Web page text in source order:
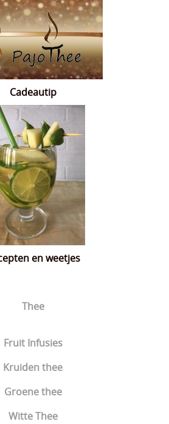
Thee
Fruit Infusies
Kruiden thee
Groene thee
Witte Thee
Cadeautip
en weetjes